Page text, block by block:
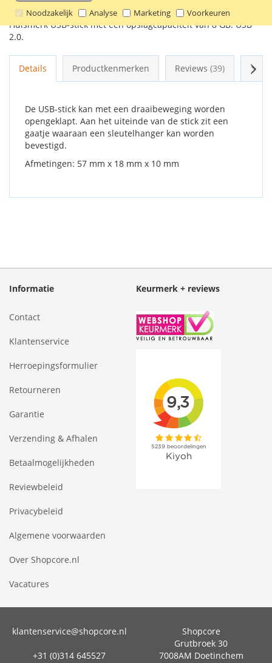
Noodzakelijk Analyse Marketing Voorkeuren
Huismerk USB-stick met een opslagcapaciteit van 8 GB. USB
2.0.
Details Productkenmerken Reviews 39
De USB-stick kan met een draaibeweging worden
opengeklapt. Aan het uiteinde van de stick zit een
gaatje waaraan een sleutelhanger kan worden
bevestigd.
Afmetingen: 57 mm x 18 mm x 10 mm
Informatie
Contact
Klantenservice
Herroepingsformulier
Retourneren
Garantie
Verzending & Afhalen
Betaalmogelijkheden
Reviewbeleid
Privacybeleid
Algemene voorwaarden
Over Shopcore.nl
Vacatures
Keurmerk + reviews
klantenservice@shopcore.nl
+31 (0)314 645527
Shopcore
Grutbroek 30
7008AM Doetinchem